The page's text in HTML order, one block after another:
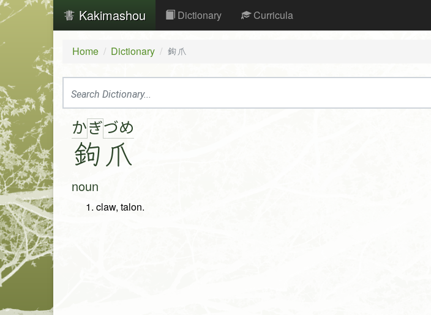
Kakimashou Dictionary Curricula
Home Dictionary 鉤爪
かぎ
鉤
づめ
爪
noun
claw, talon.